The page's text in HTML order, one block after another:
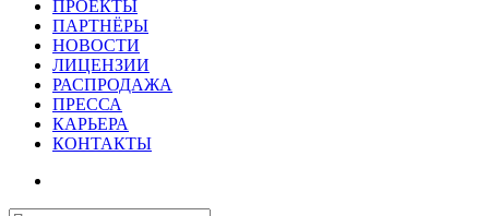
ПРОЕКТЫ
ПАРТНЁРЫ
НОВОСТИ
ЛИЦЕНЗИИ
РАСПРОДАЖА
ПРЕССА
КАРЬЕРА
КОНТАКТЫ